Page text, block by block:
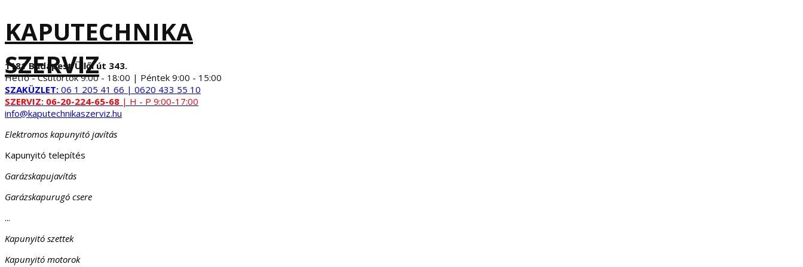
KAPUTECHNIKA
SZERVIZ
1181 Budapest Üllői út 343.
Hétfő - Csütörtök 9:00 - 18:00 | Péntek 9:00 - 15:00
SZAKÜZLET: 06 1 205 41 66 | 0620 433 55 10
SZERVIZ: 06-20-224-65-68 | H - P 9:00-17:00
info@kaputechnikaszerviz.hu
Elektromos kapunyitó javítás
Kapunyitó telepítés
Garázskapujavítás
Garázskapurugó csere
...
Kapunyitó szettek
Kapunyitó motorok